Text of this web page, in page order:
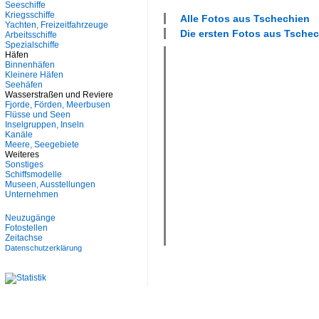
Alle Fotos aus Tschechien
Die ersten Fotos aus
Seeschiffe
Kriegsschiffe
Yachten, Freizeitfahrzeuge
Arbeitsschiffe
Spezialschiffe
Häfen
Binnenhäfen
Kleinere Häfen
Seehäfen
Wasserstraßen und Reviere
Fjorde, Förden, Meerbusen
Flüsse und Seen
Inselgruppen, Inseln
Kanäle
Meere, Seegebiete
Weiteres
Sonstiges
Schiffsmodelle
Museen, Ausstellungen
Unternehmen
Neuzugänge
Fotostellen
Zeitachse
Datenschutzerklärung